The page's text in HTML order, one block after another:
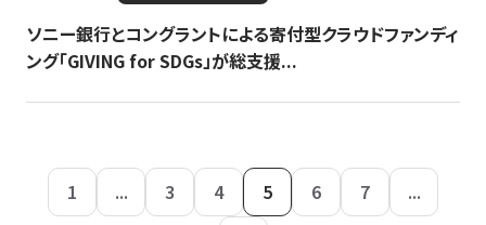
ソニー銀行とコングラントによる寄付型クラウドファンディ
ング「GIVING for SDGs」が総支援...
1 ... 3 4 5 6 7
...